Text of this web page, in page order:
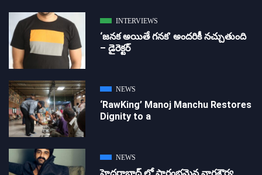
INTERVIEWS
‘జ‌న‌క అయితే గ‌న‌క‌’ అందరికీ నచ్చుతుంది
– డైరెక్ట‌ర్
NEWS
‘RawKing’ Manoj Manchu Restores
Dignity to a
NEWS
హైదరాబాద్ లో ప్రారంభమైన నాగశౌర్య